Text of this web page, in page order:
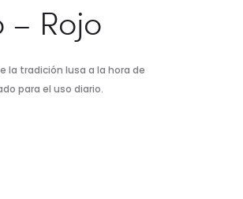
Rojo
la tradición lusa a la hora de
para el uso diario.